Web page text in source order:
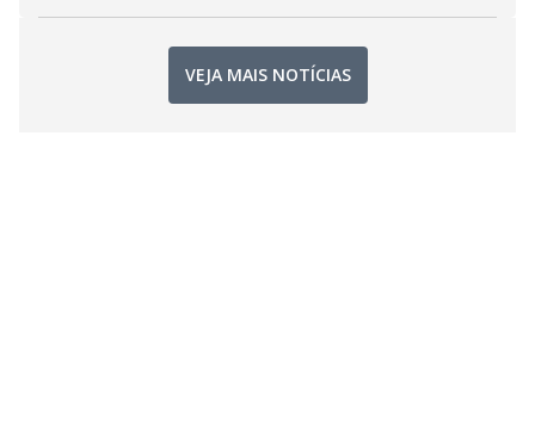
VEJA MAIS NOTÍCIAS